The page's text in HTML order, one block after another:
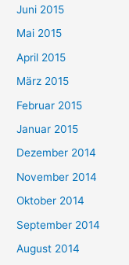
Juni 2015
Mai 2015
April 2015
März 2015
Februar 2015
Januar 2015
Dezember 2014
November 2014
Oktober 2014
September 2014
August 2014